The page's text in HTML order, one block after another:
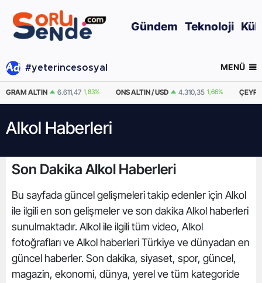
Gündem Teknoloji
#yeterincesosyal MENÜ
GRAM ALTIN 6.611,47 1,83% ONS ALTIN / USD 4.310,35 1,66%
Alkol Haberleri
Son Dakika Alkol Haberleri
Bu sayfada güncel gelişmeleri takip edenler için Alkol
ile ilgili en son gelişmeler ve son dakika Alkol haberleri
sunulmaktadır. Alkol ile ilgili tüm video, Alkol
fotoğrafları ve Alkol haberleri Türkiye ve dünyadan en
güncel haberler. Son dakika, siyaset, spor, güncel,
magazin, ekonomi, dünya, yerel ve tüm kategoride